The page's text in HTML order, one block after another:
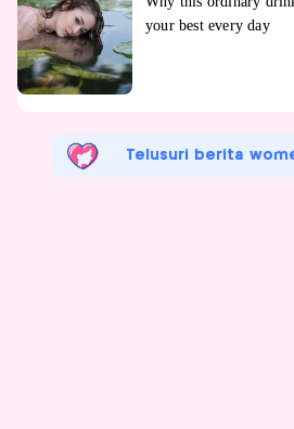
Telusuri berita